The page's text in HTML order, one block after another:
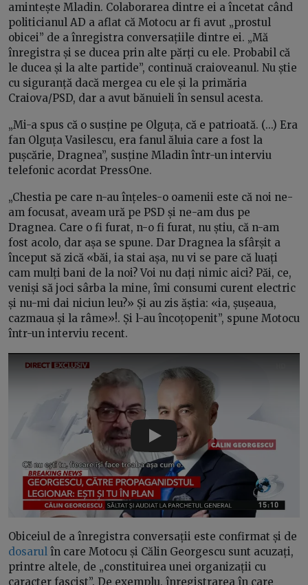
amintește Mladin. Colaborarea dintre ei a încetat când
politicianul AD a aflat că Motocu ar fi avut „prostul
obicei” de a înregistra conversațiile dintre ei. „Mă
înregistra și se ducea prin alte părți cu ele. Probabil că
le ducea și la alte partide”, continuă craioveanul. Nu știe
cu siguranță dacă mergea cu ele și la primăria
Craiova/PSD, dar a avut bănuieli în sensul acesta.
„Mi-a spus că o susține pe Olguța, că e patrioată. (...) Era
fan Olguța Vasilescu, era fanul ăluia care a fost la
pușcărie, Dragnea”, susține Mladin într-un interviu
telefonic acordat PressOne.
„Chestia pe care n-au înțeles-o oamenii este că noi ne-
am focusat, aveam ură pe PSD și ne-am dus pe
Dragnea. Care o fi furat, n-o fi furat, nu știu, că n-am
fost acolo, dar așa se spune. Dar Dragnea la sfârșit a
început să zică «băi, ia stai așa, nu vi se pare că luați
cam mulți bani de la noi? Voi nu dați nimic aici? Păi, ce,
veniși să joci sârba la mine, îmi consumi curent electric
și nu-mi dai niciun leu?» Și au zis ăștia: «ia, șușeaua,
cazmaua și la râme»!. Și l-au încoțopenit”, spune Motocu
într-un interviu recent.
Play
Obiceiul de a înregistra conversații este confirmat și de
dosarul în care Motocu și Călin Georgescu sunt acuzați,
printre altele, de „constituirea unei organizații cu
caracter fascist”. De exemplu, înregistrarea în care